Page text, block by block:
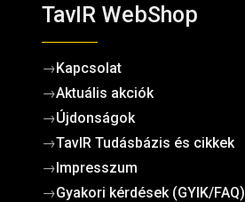
TavIR WebShop
→Kapcsolat
→Aktuális akciók
→Újdonságok
→TavIR Tudásbázis és cikkek
→ Impresszum
→Gyakori kérdések (GYIK/FAQ)